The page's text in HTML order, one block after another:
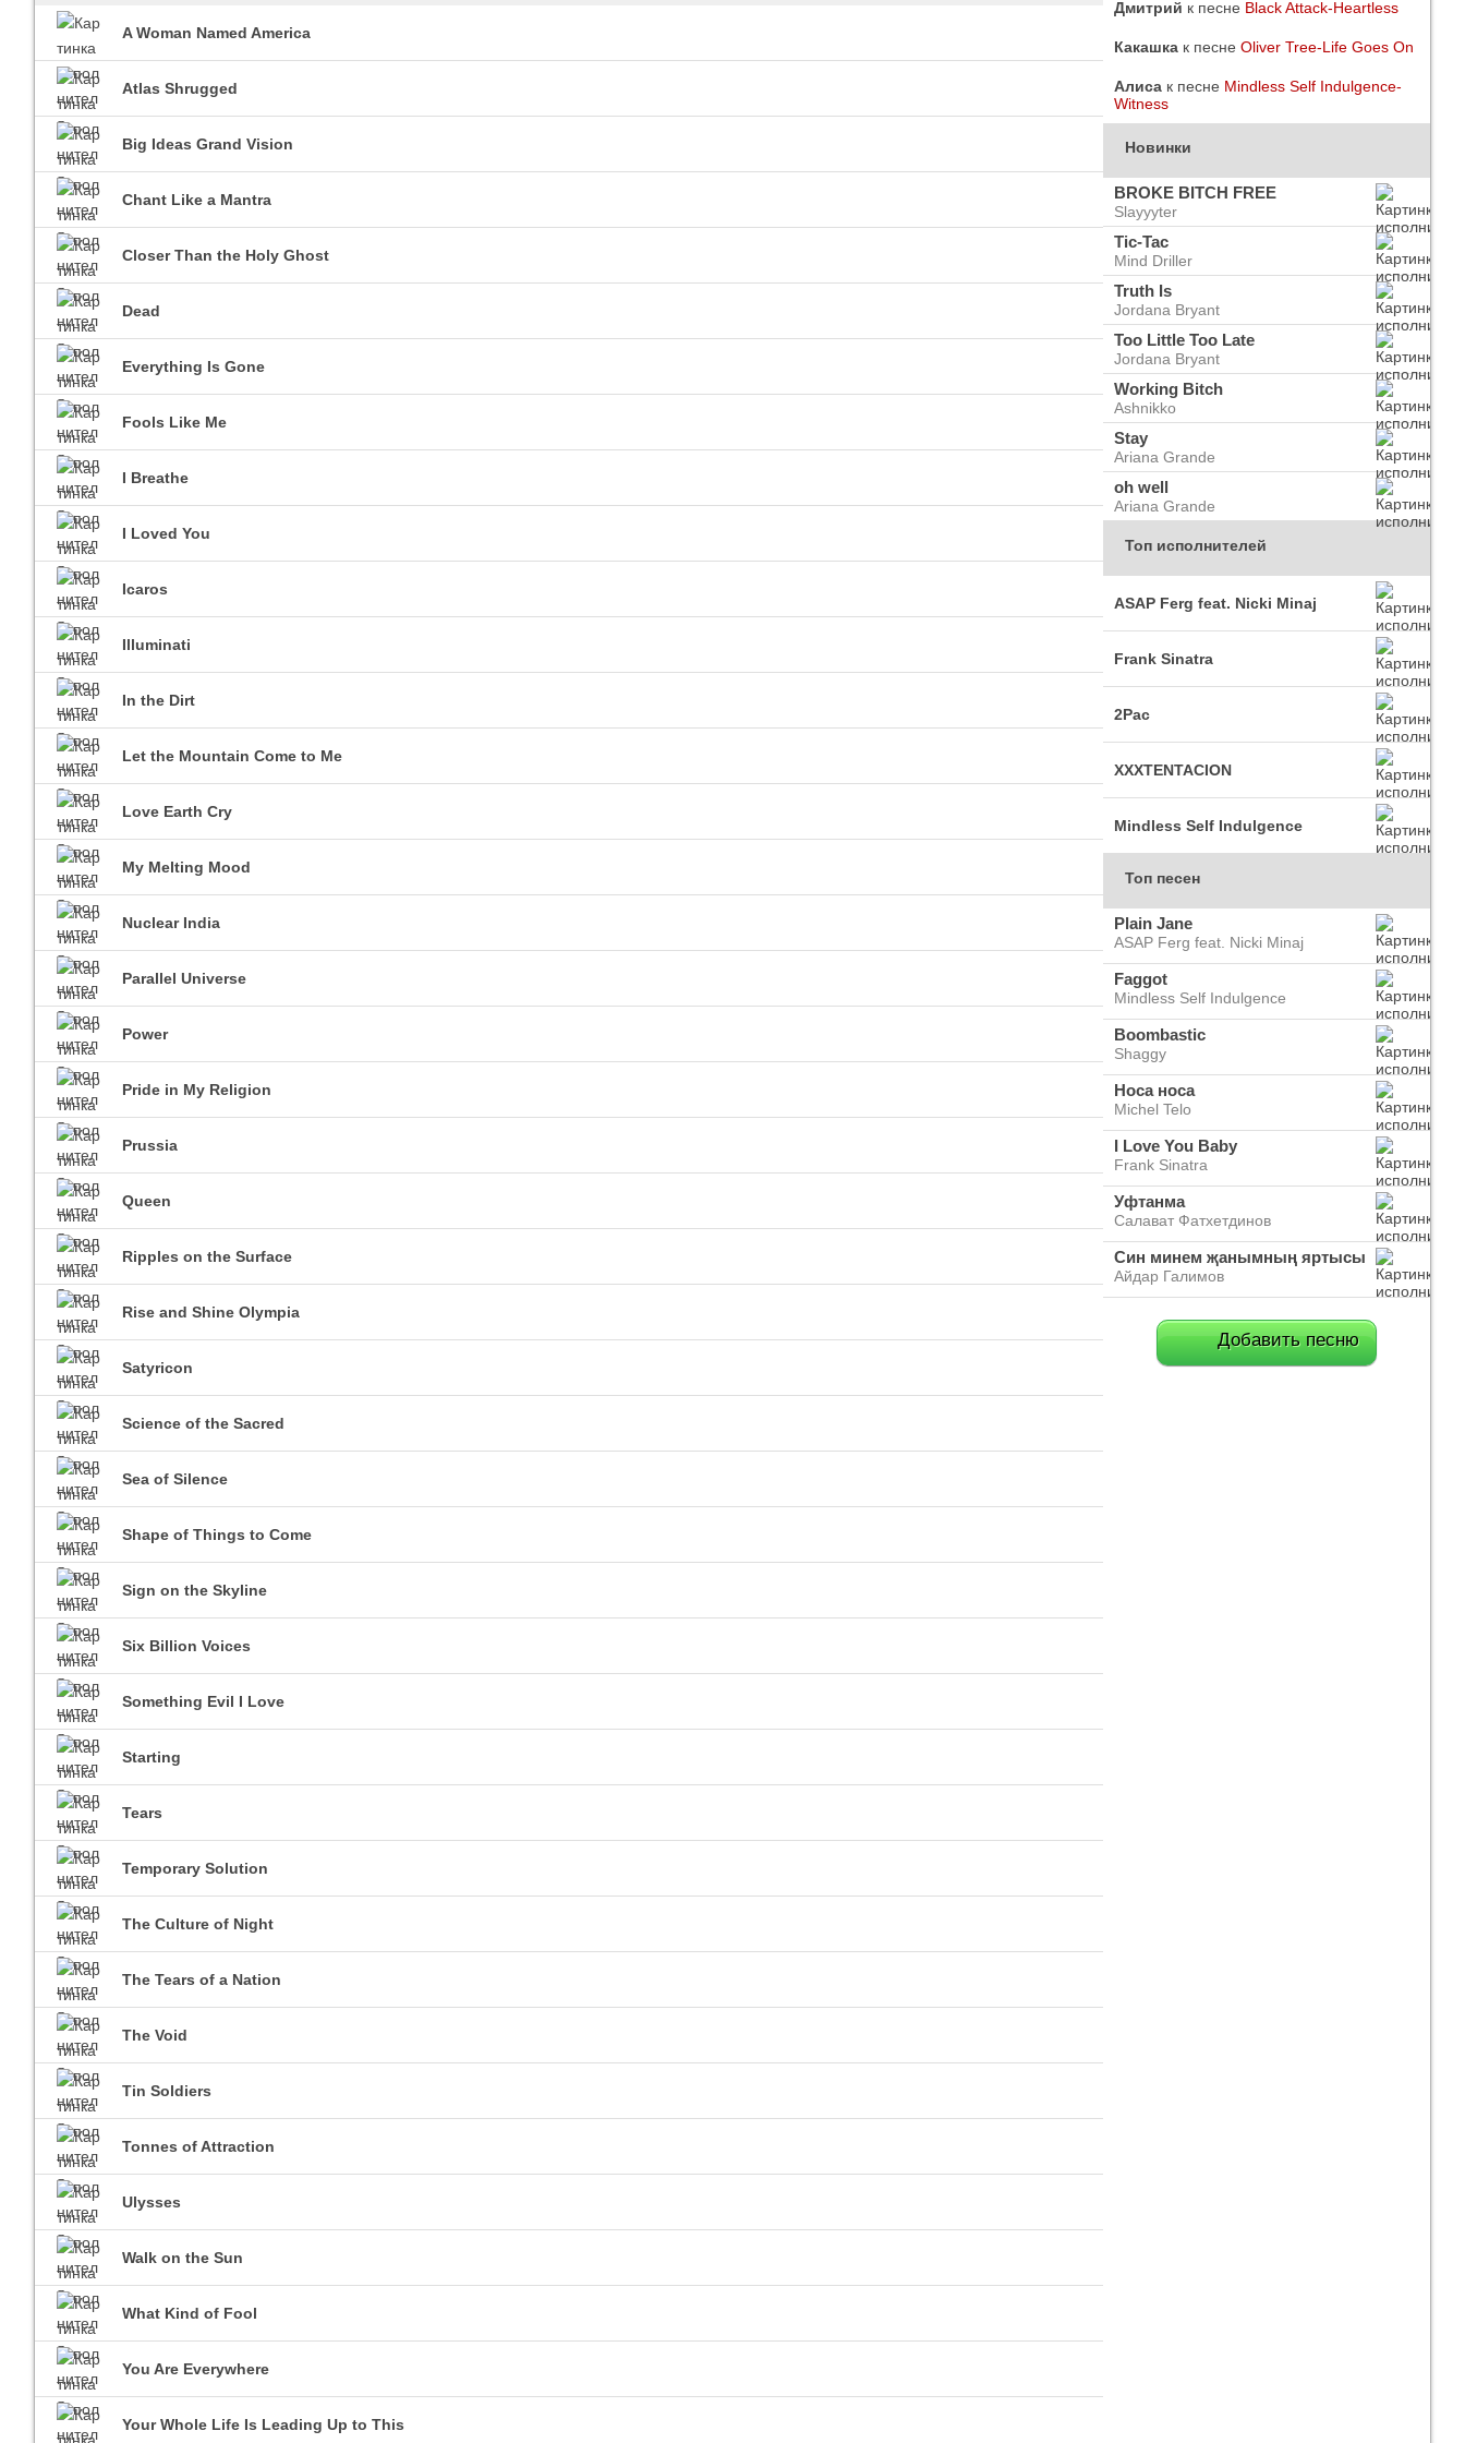
Imagine Dragons
Все песни Все песни Все песни
Blind Guardian
A Woman Named America
Atlas Shrugged
Big Ideas Grand Vision
Chant Like a Mantra
Closer Than the Holy Ghost
Dead
Everything Is Gone
Fools Like Me
I Breathe
I Loved You
Icaros
Illuminati
In the Dirt
Let the Mountain Come to Me
Love Earth Cry
My Melting Mood
Nuclear India
Parallel Universe
Power
Pride in My Religion
Prussia
Queen
Ripples on the Surface
Rise and Shine Olympia
Satyricon
Science of the Sacred
Sea of Silence
Shape of Things to Come
Sign on the Skyline
Six Billion Voices
Something Evil I Love
Starting
Tears
Temporary Solution
The Culture of Night
The Tears of a Nation
The Void
Tin Soldiers
Tonnes of Attraction
Ulysses
Walk on the Sun
What Kind of Fool
You Are Everywhere
Your Whole Life Is Leading Up to This
Дмитрий к песне Black Attack-Heartless
Какашка к песне Oliver Tree-Life Goes On
Алиса к песне Mindless Self Indulgence-
Witness
Новинки
BROKE BITCH FREE
Slayyyter
Tic-Tac
Mind Driller
Truth Is
Jordana Bryant
Too Little Too Late
Jordana Bryant
Working Bitch
Ashnikko
Stay
Ariana Grande
oh well
Ariana Grande
Топ исполнителей
ASAP Ferg feat. Nicki Minaj
Frank Sinatra
2Pac
XXXTENTACION
Mindless Self Indulgence
Топ песен
Plain Jane
ASAP Ferg feat. Nicki Minaj
Faggot
Mindless Self Indulgence
Boombastic
Shaggy
Носа носа
Michel Telo
I Love You Baby
Frank Sinatra
Уфтанма
Салават Фатхетдинов
Син минем җанымның яртысы
Айдар Галимов
Добавить песню